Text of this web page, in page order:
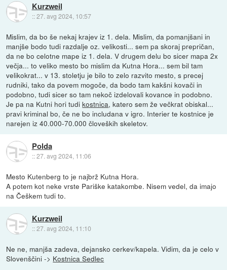
Kurzweil
::27. avg 2024, 10:57
Mislim, da bo še nekaj krajev iz 1. dela. Mislim, da pomanjšani in
manjše bodo tudi razdalje oz. velikosti... sem pa skoraj prepričan,
da ne bo celotne mape iz 1. dela. V drugem delu bo sicer mapa 2x
večja... to veliko mesto bo mislim da Kutna Hora... sem bil tam
velikokrat... v 13. stoletju je bilo to zelo razvito mesto, s precej
rudniki, tako da povem mogoče, da bodo tam kakšni kovači in
podobno, tudi sicer so tam nekoč izdelovali kovance in podobno.
Je pa na Kutni hori tudikostnica, katero sem že večkrat obiskal...
pravi kriminal bo, če ne bo includana v igro. Interier te kostnice je
narejen iz 40.000-70.000 človeških skeletov.
Polda
::27. avg 2024, 11:06
Mesto Kutenberg to je najbrž Kutna Hora.
A potem kot neke vrste Pariške katakombe. Nisem vedel, da imajo
na Češkem tudi to.
Kurzweil
::27. avg 2024, 11:10
Ne ne, manjša zadeva, dejansko cerkev/kapela. Vidim, da je celo v
Slovenščini -> Kostnica Sedlec